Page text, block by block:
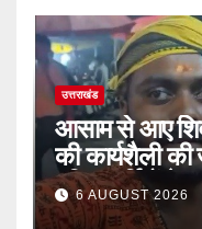
उत्तराखंड
आसाम से आए
की कार्यशैली
पुलिसकर्मियों के
खुलकर प्रशंसा
6 AUGUST 2026